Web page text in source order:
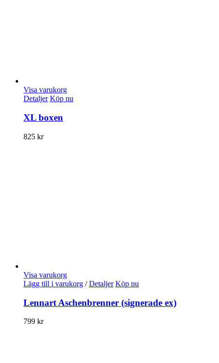
Visa varukorg
Detaljer Köp nu
XL boxen
825 kr
Visa varukorg
Lägg till i varukorg / Detaljer Köp nu
Lennart Aschenbrenner (signerade ex)
799 kr